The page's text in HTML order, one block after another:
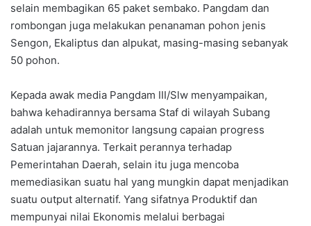
selain membagikan 65 paket sembako. Pangdam dan
rombongan juga melakukan penanaman pohon jenis
Sengon, Ekaliptus dan alpukat, masing-masing sebanyak
50 pohon.
Kepada awak media Pangdam III/Slw menyampaikan,
bahwa kehadirannya bersama Staf di wilayah Subang
adalah untuk memonitor langsung capaian progress
Satuan jajarannya. Terkait perannya terhadap
Pemerintahan Daerah, selain itu juga mencoba
memediasikan suatu hal yang mungkin dapat menjadikan
suatu output alternatif. Yang sifatnya Produktif dan
mempunyai nilai Ekonomis melalui berbagai